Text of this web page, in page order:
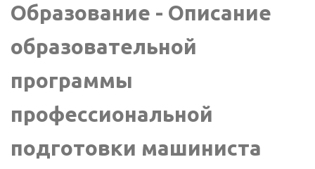
Образование - Описание
образовательной
программы
профессиональной
подготовки машиниста